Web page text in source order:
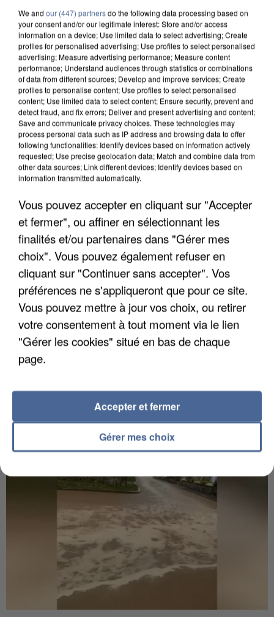
7 août 2026
Un second cadre de la DZ Mafia interpellé en
Algérie
Un cofondateur du réseau avait été interpellé
quelques jours plus tôt.
6 août 2026
Gabriel Attal et Raphaël Glucksmann visés par des
ingérences...
commun" avec les partis à la rentrée.
We and our (447) partnersdo the following data processing based on
your consent and/or our legitimate interest: Store and/or access
information on a device; Use limited data to select advertising; Create
profiles for personalised advertising; Use profiles to select personalised
advertising; Measure advertising performance; Measure content
performance; Understand audiences through statistics or combinations
of data from different sources; Develop and improve services; Create
profiles to personalise content; Use profiles to select personalised
content; Use limited data to select content; Ensure security, prevent and
detect fraud, and fix errors; Deliver and present advertising and content;
Save and communicate privacy choices. These technologies may
process personal data such as IP address and browsing data to offer
following functionalities: Identify devices based on information actively
requested; Use precise geolocation data; Match and combine data from
other data sources; Link different devices; Identify devices based on
information transmitted automatically.
Vous pouvez accepter en cliquant sur "Accepter
et fermer", ou affiner en sélectionnant les
finalités et/ou partenaires dans "Gérer mes
choix". Vous pouvez également refuser en
cliquant sur "Continuer sans accepter". Vos
préférences ne s'appliqueront que pour ce site.
Vous pouvez mettre à jour vos choix, ou retirer
votre consentement à tout moment via le lien
"Gérer les cookies" situé en bas de chaque
page.
Gérer mes choix
Accepter et fermer